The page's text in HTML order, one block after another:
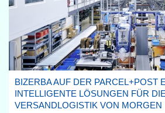
BIZERBA AUF DER PARCEL+POST
INTELLIGENTE LÖSUNGEN FÜR DIE
VERSANDLOGISTIK VON MORGEN